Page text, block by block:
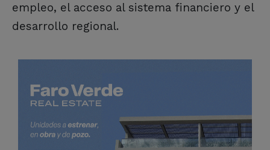
empleo, el acceso al sistema financiero y el
desarrollo regional.